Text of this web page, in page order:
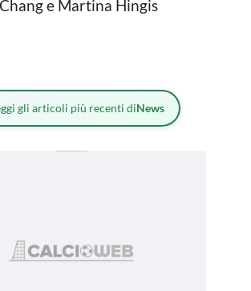
e Martina Hingis
gli articoli più recenti diNews